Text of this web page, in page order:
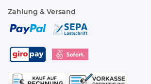
Zahlung & Versand